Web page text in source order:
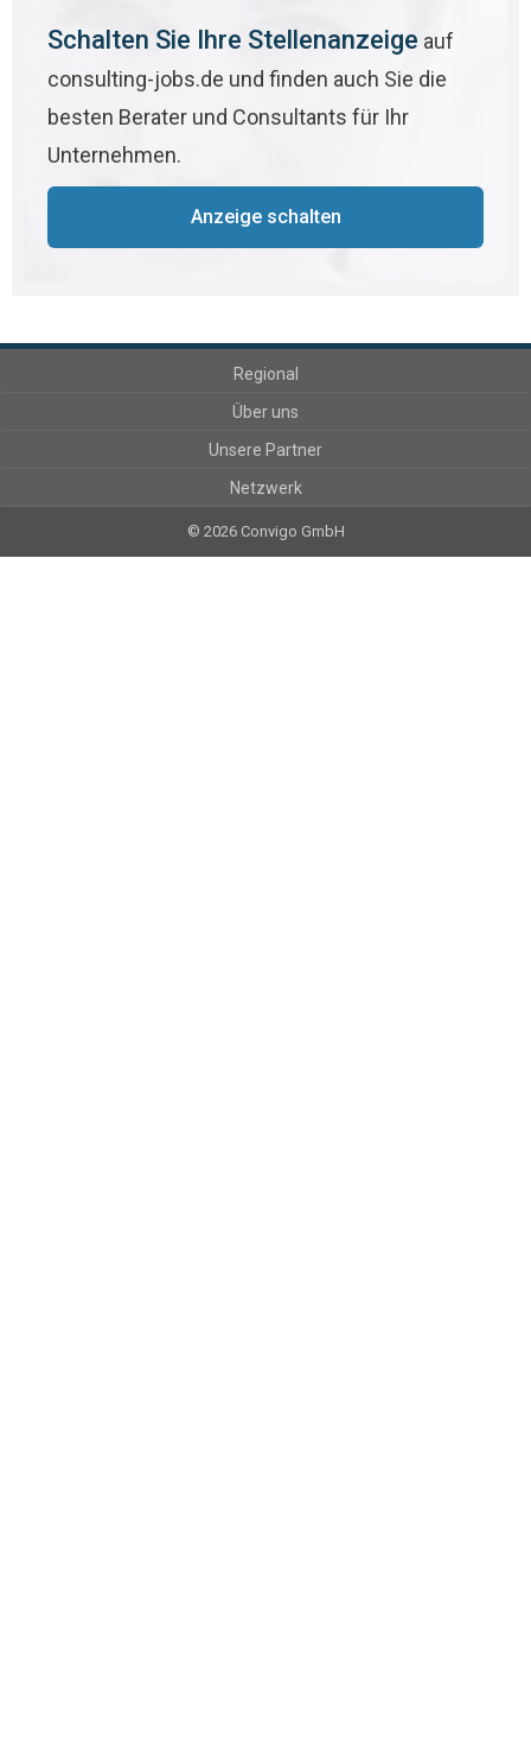
Schalten Sie Ihre Stellenanzeige auf
consulting-jobs.de und finden auch Sie die
besten Berater und Consultants für Ihr
Unternehmen.
Anzeige schalten
Regional
Über uns
Unsere Partner
Netzwerk
© 2026 Convigo GmbH